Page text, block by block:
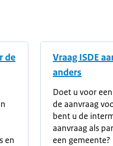
de
en
Vraag ISDE
anders
Doet u voor
de aanvraag
bent u de
aanvraag als
een gemeente?